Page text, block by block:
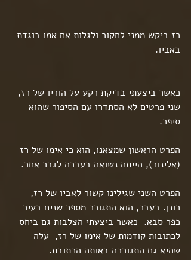
רז ביקש ממני לחקור ולגלות אם אמו בוגדת
באביו.
כאשר ביצעתי בדיקת רקע על הוריו של רז,
שני פרטים לא הסתדרו עם הסיפור שהוא
סיפר.
הפרט הראשון שמצאנו, הוא כי אימו של רז
(אלינור), הייתה נשואה בעברה לגבר אחר.
הפרט השני שגילינו קשור לאביו של רז,
רונן. בעבר, הוא התגורר מספר שנים בעיר
כפר סבא.  כאשר ביצעתי הצלבות גם ביחס
לכתובות קודמות של אימו של רז,  עלה
שהיא גם התגוררה באותה הכתובת.